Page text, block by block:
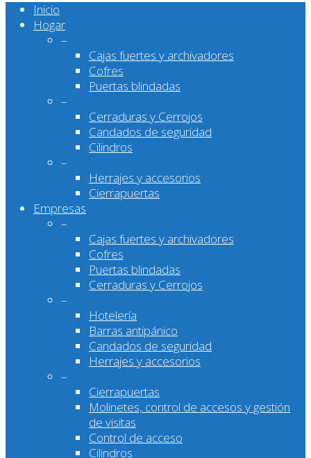
Close
Menu
Inicio
Hogar
–
Cajas fuertes y archivadores
Cofres
Puertas blindadas
–
Cerraduras y Cerrojos
Candados de seguridad
Cilindros
–
Herrajes y accesorios
Cierrapuertas
Empresas
–
Cajas fuertes y archivadores
Cofres
Puertas blindadas
Cerraduras y Cerrojos
–
Hotelería
Barras antipánico
Candados de seguridad
Herrajes y accesorios
–
Cierrapuertas
Molinetes, control de accesos y gestión
de visitas
Control de acceso
Cilindros